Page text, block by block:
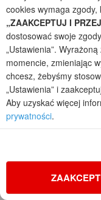
Dom w
1 4 3 2
POWIERZCHNIA DOMU
118,17m²
jednorodzinny
Cena z kodem:
5 500 zł
cookies wymaga
„ZAAKCEPTUJ I
dostosować swoje
„Ustawienia”.
momencie, zmieniając
chcesz, żebyśmy
„Ustawienia” i
Aby uzyskać więcej
prywatności.